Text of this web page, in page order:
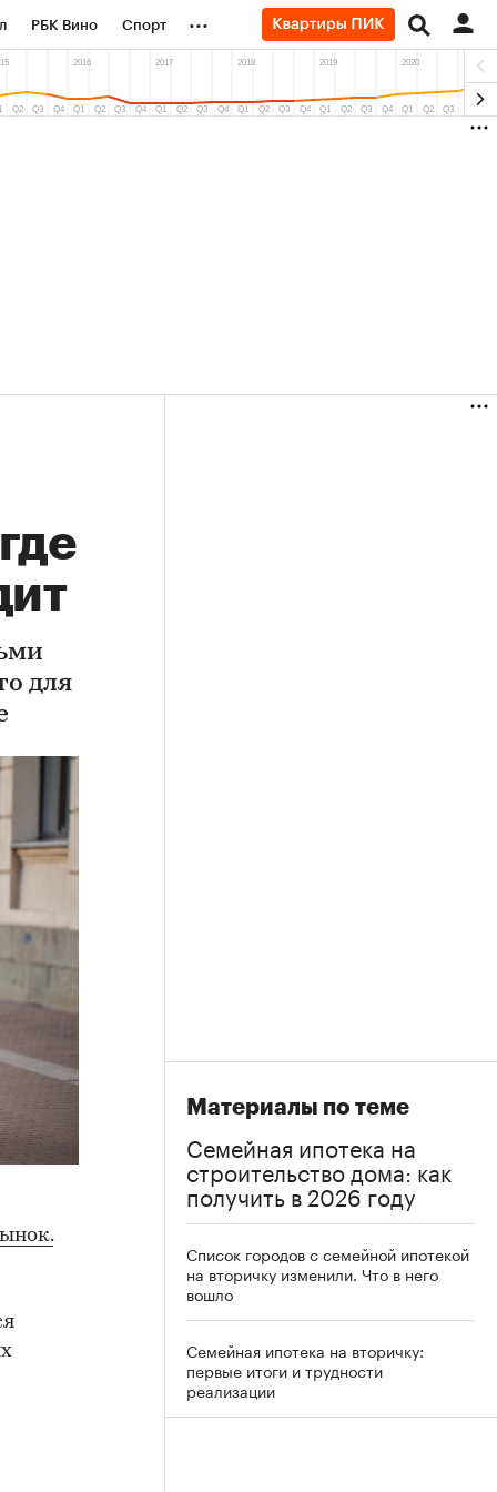
РБК Вино Спорт ...
для
Материалы по теме
Семейная ипотека на
строительство дома: как
получить в 2026 году
Список городов с семейной ипотекой
на вторичку изменили. Что в него
вошло
Семейная ипотека на вторичку:
первые итоги и трудности
реализации